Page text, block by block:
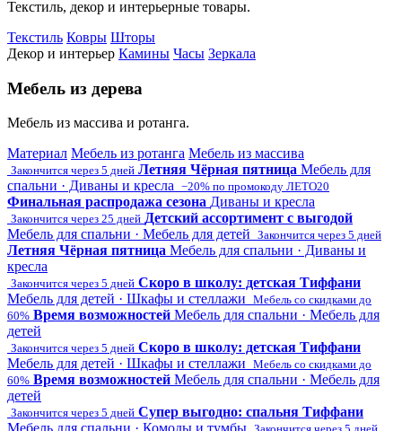
Текстиль, декор и интерьерные товары.
Текстиль Ковры Шторы
Декор и интерьер Камины Часы Зеркала
Мебель из дерева
Мебель из массива и ротанга.
Материал Мебель из ротанга Мебель из массива
Закончится через 5 дней Летняя Чёрная пятница Мебель для
спальни · Диваны и кресла −20% по промокоду ЛЕТО20
Финальная распродажа сезона Диваны и кресла
Закончится через 25 дней Детский ассортимент с выгодой
Мебель для спальни · Мебель для детей Закончится через 5 дней
Летняя Чёрная пятница Мебель для спальни · Диваны и
кресла
Закончится через 5 дней Скоро в школу: детская Тиффани
Мебель для детей · Шкафы и стеллажи Мебель со скидками до
60% Время возможностей Мебель для спальни · Мебель для
детей
Закончится через 5 дней Скоро в школу: детская Тиффани
Мебель для детей · Шкафы и стеллажи Мебель со скидками до
60% Время возможностей Мебель для спальни · Мебель для
детей
Закончится через 5 дней Супер выгодно: спальня Тиффани